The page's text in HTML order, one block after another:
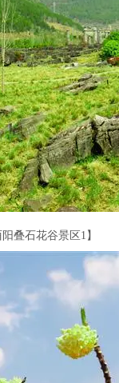
叠石花谷景区1】